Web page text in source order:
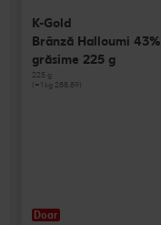
K-Gold
Brânză Halloumi 43%
grăsime 225 g
225 g
(=1 kg 288.89)
Doar